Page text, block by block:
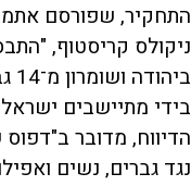
התחקיר, שפורסם
ניקולס קריסטוף,
בידי מתיישבים
הדיווח, מדובר
נגד גברים, נשים